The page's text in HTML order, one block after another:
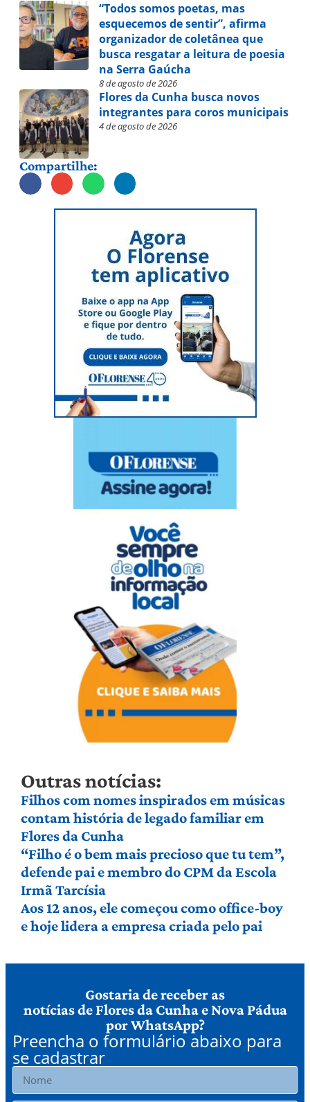
“Todos somos poetas, mas
esquecemos de sentir”, afirma
organizador de coletânea que
busca resgatar a leitura de poesia
na Serra Gaúcha
8 de agosto de 2026
Flores da Cunha busca novos
integrantes para coros municipais
4 de agosto de 2026
Compartilhe:
Outras notícias:
Filhos com nomes inspirados em músicas
contam história de legado familiar em
Flores da Cunha
“Filho é o bem mais precioso que tu tem”,
defende pai e membro do CPM da Escola
Irmã Tarcísia
Aos 12 anos, ele começou como office-boy
e hoje lidera a empresa criada pelo pai
Gostaria de receber as
notícias de Flores da Cunha e Nova Pádua
por WhatsApp?
Preencha o formulário abaixo para
se cadastrar